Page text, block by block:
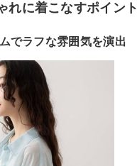
れに着こなすポイント
でラフな雰囲気を演出